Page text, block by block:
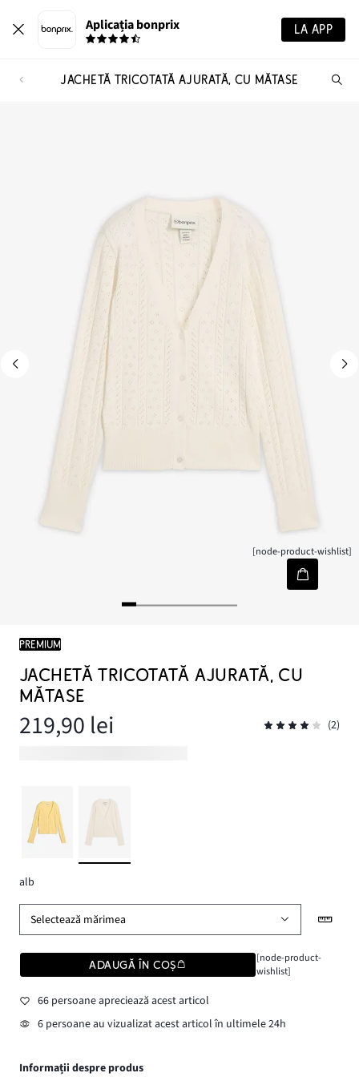
Aplicația bonprix LA APP
JACHETĂ TRICOTATĂ AJURATĂ, CU MĂTASE
[node-product-wishlist]
PREMIUM
JACHETĂ TRICOTATĂ AJURATĂ, CU
MĂTASE
219,90 lei (2)
alb
Selectează mărimea
ADAUGĂ ÎN COȘ
[node-product-
wishlist]
66 persoane apreciează acest articol
6 persoane au vizualizat acest articol în ultimele 24h
Informații despre produs